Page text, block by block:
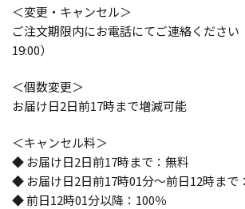
＜変更・キャンセル＞
ご注文期限内にお電話にてご連絡ください
19:00）
＜個数変更＞
お届け日2日前17時まで増減可能
＜キャンセル料＞
◆ お届け日2日前17時まで：無料
◆ お届け日2日前17時01分～前日12時まで
◆ 前日12時01分以降：100％